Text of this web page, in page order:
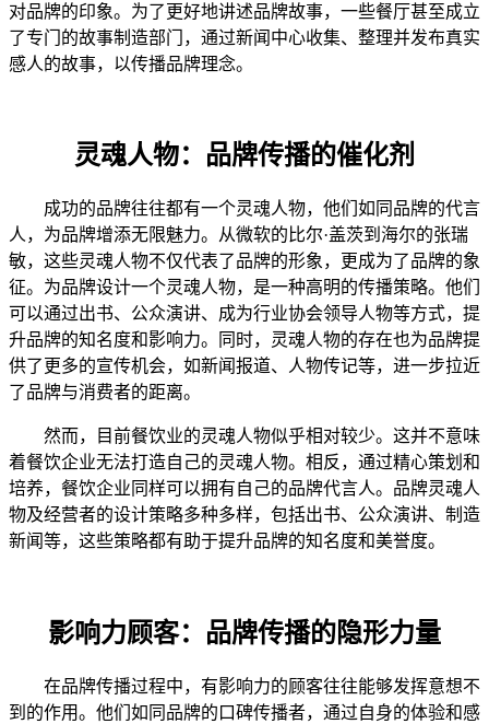
对品牌的印象。为了更好地讲述品牌故事，一些餐厅甚至成立
了专门的故事制造部门，通过新闻中心收集、整理并发布真实
感人的故事，以传播品牌理念。
灵魂人物：品牌传播的催化剂
成功的品牌往往都有一个灵魂人物，他们如同品牌的代言
人，为品牌增添无限魅力。从微软的比尔·盖茨到海尔的张瑞
敏，这些灵魂人物不仅代表了品牌的形象，更成为了品牌的象
征。为品牌设计一个灵魂人物，是一种高明的传播策略。他们
可以通过出书、公众演讲、成为行业协会领导人物等方式，提
升品牌的知名度和影响力。同时，灵魂人物的存在也为品牌提
供了更多的宣传机会，如新闻报道、人物传记等，进一步拉近
了品牌与消费者的距离。
然而，目前餐饮业的灵魂人物似乎相对较少。这并不意味
着餐饮企业无法打造自己的灵魂人物。相反，通过精心策划和
培养，餐饮企业同样可以拥有自己的品牌代言人。品牌灵魂人
物及经营者的设计策略多种多样，包括出书、公众演讲、制造
新闻等，这些策略都有助于提升品牌的知名度和美誉度。
影响力顾客：品牌传播的隐形力量
在品牌传播过程中，有影响力的顾客往往能够发挥意想不
到的作用。他们如同品牌的口碑传播者，通过自身的体验和感